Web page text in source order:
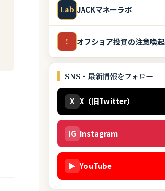
Lab JACKマネーラボ
! オフショア投資の注意喚起
SNS・最新情報をフォロー
X X（旧Twitter）
IG Instagram
▶ YouTube